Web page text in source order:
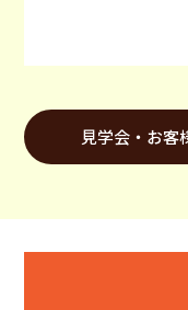
見学会・お客